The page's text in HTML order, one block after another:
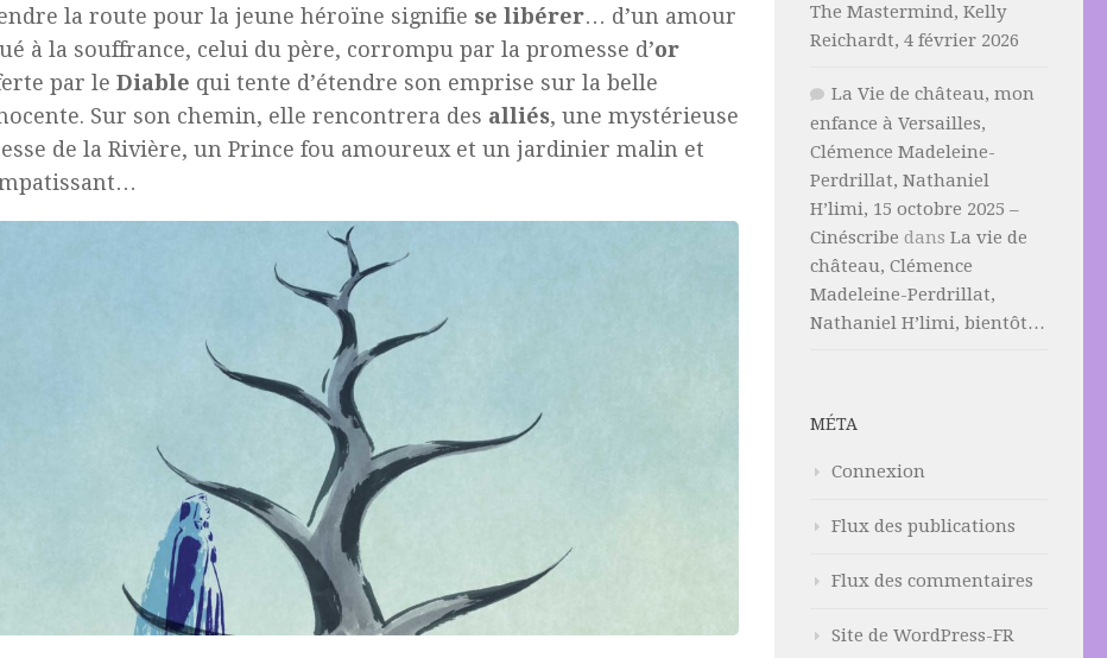
la route pour la jeune héroïne signifie se libérer… d’un amour
à la souffrance, celui du père, corrompu par la promesse d’or
par le Diable qui tente d’étendre son emprise sur la belle
Sur son chemin, elle rencontrera des alliés, une mystérieuse
de la Rivière, un Prince fou amoureux et un jardinier malin et
The Mastermind, Kelly
Reichardt, 4 février 2026
La Vie de château, mon
enfance à Versailles,
Clémence Madeleine-
Perdrillat, Nathaniel
H’limi, 15 octobre 2025 –
Cinéscribe dans La vie de
château, Clémence
Madeleine-Perdrillat,
Nathaniel H’limi, bientôt…
MÉTA
Connexion
Flux des publications
Flux des commentaires
Site de WordPress-FR